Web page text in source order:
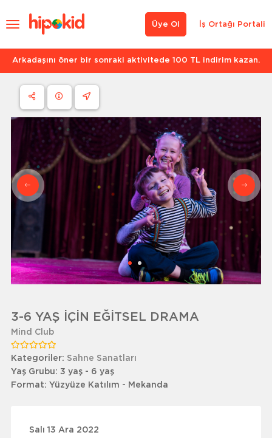
İş Ortağı Portali
Üye Ol
Arkadaşını öner bir sonraki aktivitede 100 TL indirim kazan.
3-6 YAŞ İÇİN EĞİTSEL DRAMA
Mind Club
Kategoriler: Sahne Sanatları
Yaş Grubu: 3 yaş - 6 yaş
Format: Yüzyüze Katılım - Mekanda
Salı 13 Ara 2022